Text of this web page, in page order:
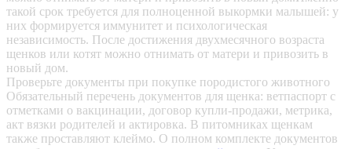
такой срок требуется для полноценной выкормки малышей: у
них формируется иммунитет и психологическая
независимость. После достижения двухмесячного возраста
щенков или котят можно отнимать от матери и привозить в
новый дом.
Проверьте документы при покупке породистого животного
Обязательный перечень документов для щенка: ветпаспорт с
отметками о вакцинации, договор купли-продажи, метрика,
акт вязки родителей и актировка. В питомниках щенкам
также проставляют клеймо. О полном комплекте документов